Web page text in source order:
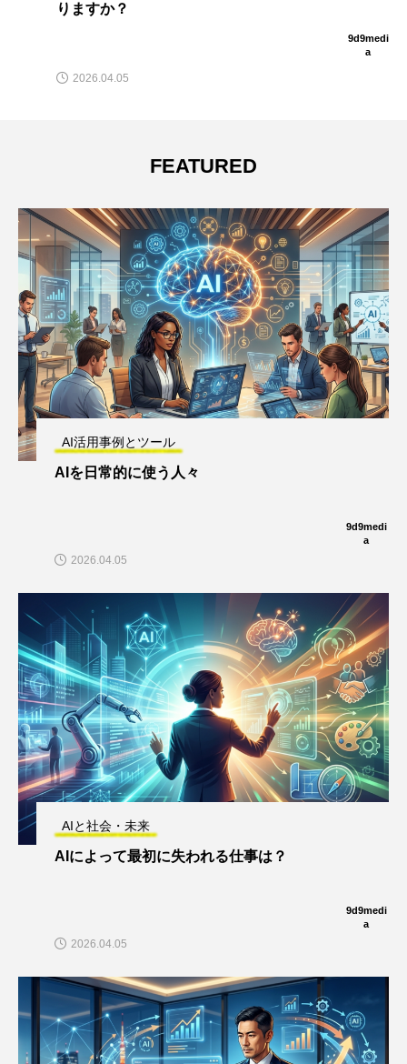
りますか？
9d9medi
a
2026.04.05
FEATURED
AI活用事例とツール
AIを日常的に使う人々
9d9medi
a
2026.04.05
AIと社会・未来
AIによって最初に失われる仕事は？
9d9medi
a
2026.04.05